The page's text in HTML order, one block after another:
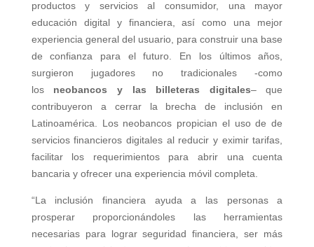
productos y servicios al consumidor, una mayor
educación digital y financiera, así como una mejor
experiencia general del usuario, para construir una base
de confianza para el futuro. En los últimos años,
surgieron jugadores no tradicionales -como
los neobancos y las billeteras digitales– que
contribuyeron a cerrar la brecha de inclusión en
Latinoamérica. Los neobancos propician el uso de de
servicios financieros digitales al reducir y eximir tarifas,
facilitar los requerimientos para abrir una cuenta
bancaria y ofrecer una experiencia móvil completa.
“La inclusión financiera ayuda a las personas a
prosperar proporcionándoles las herramientas
necesarias para lograr seguridad financiera, ser más